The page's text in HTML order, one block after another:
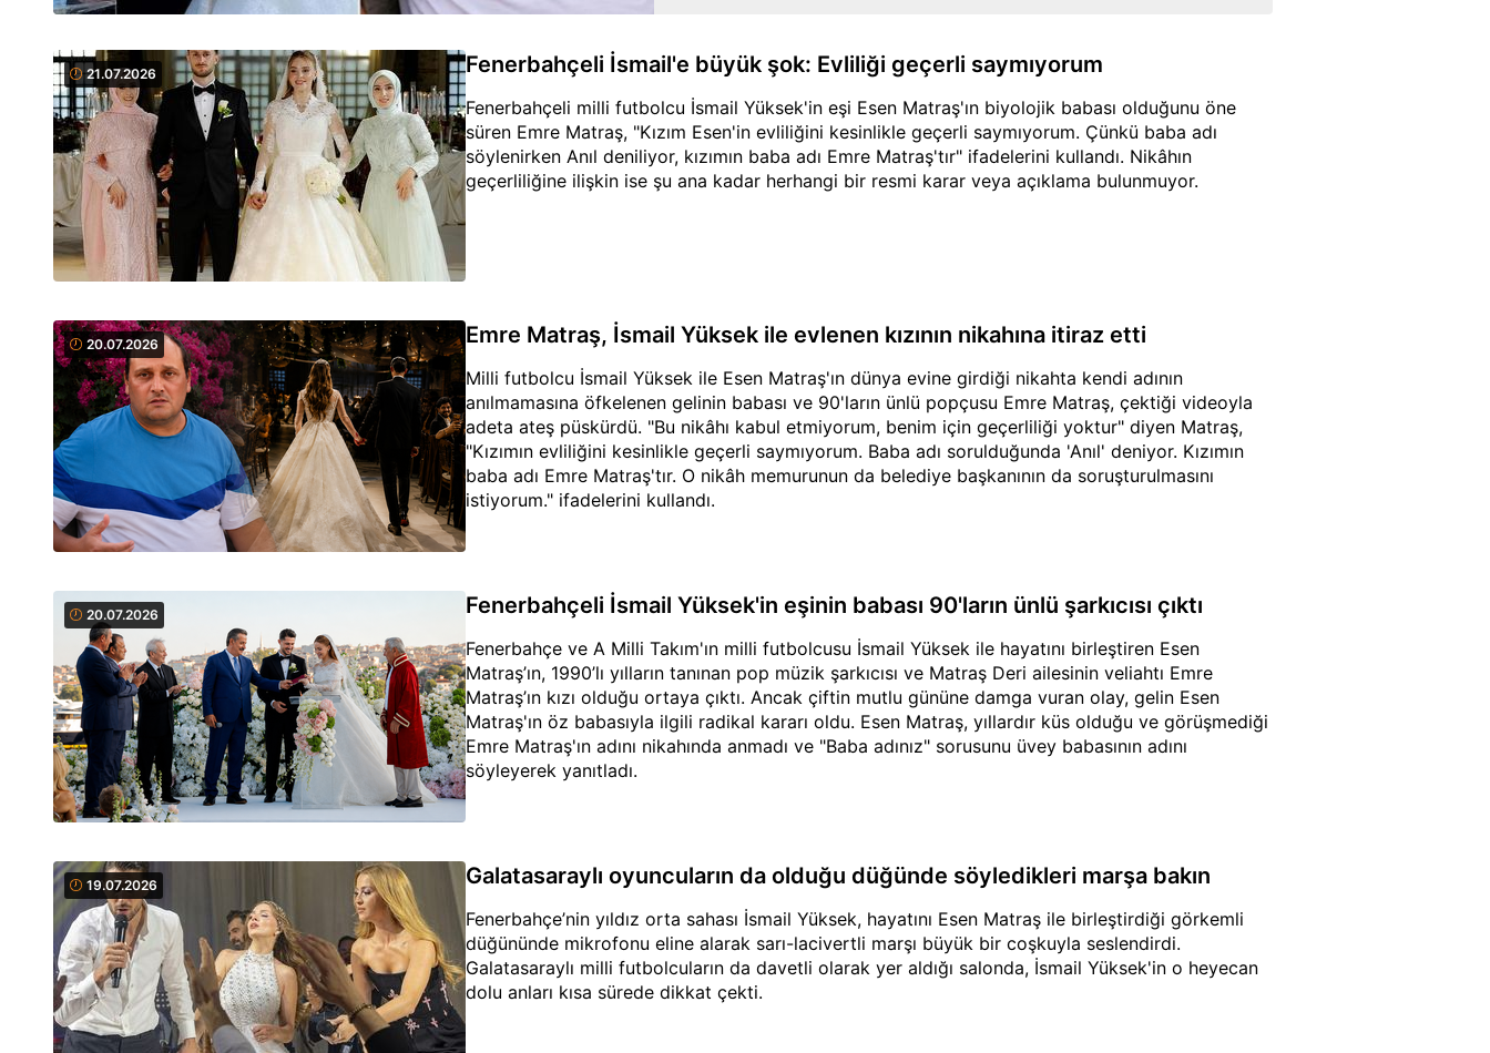
21.07.2026 Fenerbahçeli İsmail'e büyük şok: Evliliği geçerli saymıyorum
Fenerbahçeli milli futbolcu İsmail Yüksek'in eşi Esen Matraş'ın biyolojik babası olduğunu öne
süren Emre Matraş, "Kızım Esen'in evliliğini kesinlikle geçerli saymıyorum. Çünkü baba adı
söylenirken Anıl deniliyor, kızımın baba adı Emre Matraş'tır" ifadelerini kullandı. Nikâhın
geçerliliğine ilişkin ise şu ana kadar herhangi bir resmi karar veya açıklama bulunmuyor.
20.07.2026 Emre Matraş, İsmail Yüksek ile evlenen kızının nikahına itiraz etti
Milli futbolcu İsmail Yüksek ile Esen Matraş'ın dünya evine girdiği nikahta kendi adının
anılmamasına öfkelenen gelinin babası ve 90'ların ünlü popçusu Emre Matraş, çektiği videoyla
adeta ateş püskürdü. "Bu nikâhı kabul etmiyorum, benim için geçerliliği yoktur" diyen Matraş,
"Kızımın evliliğini kesinlikle geçerli saymıyorum. Baba adı sorulduğunda 'Anıl' deniyor. Kızımın
baba adı Emre Matraş'tır. O nikâh memurunun da belediye başkanının da soruşturulmasını
istiyorum." ifadelerini kullandı.
20.07.2026 Fenerbahçeli İsmail Yüksek'in eşinin babası 90'ların ünlü şarkıcısı çıktı
Fenerbahçe ve A Milli Takım'ın milli futbolcusu İsmail Yüksek ile hayatını birleştiren Esen
Matraş’ın, 1990’lı yılların tanınan pop müzik şarkıcısı ve Matraş Deri ailesinin veliahtı Emre
Matraş’ın kızı olduğu ortaya çıktı. Ancak çiftin mutlu gününe damga vuran olay, gelin Esen
Matraş'ın öz babasıyla ilgili radikal kararı oldu. Esen Matraş, yıllardır küs olduğu ve görüşmediği
Emre Matraş'ın adını nikahında anmadı ve "Baba adınız" sorusunu üvey babasının adını
söyleyerek yanıtladı.
19.07.2026 Galatasaraylı oyuncuların da olduğu düğünde söyledikleri marşa bakın
Fenerbahçe’nin yıldız orta sahası İsmail Yüksek, hayatını Esen Matraş ile birleştirdiği görkemli
düğününde mikrofonu eline alarak sarı-lacivertli marşı büyük bir coşkuyla seslendirdi.
Galatasaraylı milli futbolcuların da davetli olarak yer aldığı salonda, İsmail Yüksek'in o heyecan
dolu anları kısa sürede dikkat çekti.